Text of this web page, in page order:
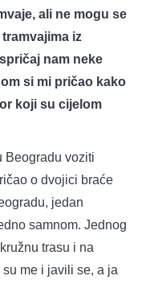
ali ne mogu se
iz
nam neke
si mi pričao kako
koji su cijelom
Beogradu voziti
o dvojici braće
jedan
samnom. Jednog
trasu i na
me i javili se, a ja